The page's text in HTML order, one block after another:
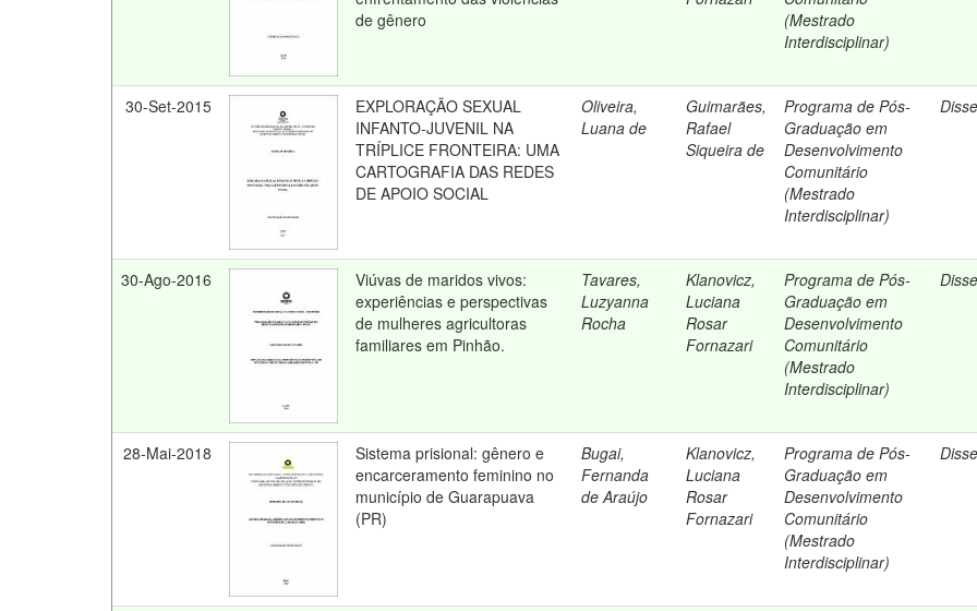
de gênero
(Mestrado
Interdisciplinar)
30-Set-2015
EXPLORAÇÃO SEXUAL
INFANTO-JUVENIL NA
TRÍPLICE FRONTEIRA: UMA
CARTOGRAFIA DAS REDES
DE APOIO SOCIAL
Oliveira,
Luana de
Guimarães,
Rafael
Siqueira de
Programa de Pós-
Graduação em
Desenvolvimento
Comunitário
(Mestrado
Interdisciplinar)
30-Ago-2016
Viúvas de maridos vivos:
experiências e perspectivas
de mulheres agricultoras
familiares em Pinhão.
Tavares,
Luzyanna
Rocha
Klanovicz,
Luciana
Rosar
Fornazari
Programa de Pós-
Graduação em
Desenvolvimento
Comunitário
(Mestrado
Interdisciplinar)
28-Mai-2018
Sistema prisional: gênero e
encarceramento feminino no
município de Guarapuava
(PR)
Bugai,
Fernanda
de Araújo
Klanovicz,
Luciana
Rosar
Fornazari
Programa de Pós-
Graduação em
Desenvolvimento
Comunitário
(Mestrado
Interdisciplinar)